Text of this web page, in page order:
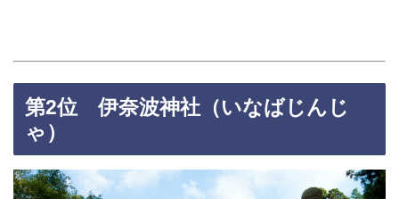
第2位 伊奈波神社（いなばじんじ
ゃ）